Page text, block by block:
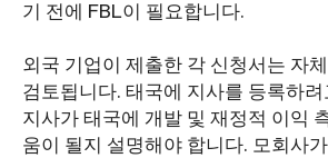
기 전에 FBL이 필요합니다.
외국 기업이 제출한 각 신청서는 자
검토됩니다. 태국에 지사를 등록하
지사가 태국에 개발 및 재정적 이익
움이 될지 설명해야 합니다. 모회사